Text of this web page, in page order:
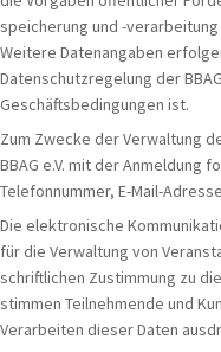
speicherung und -
Weitere Datenangaben
Datenschutzregelung der
Geschäftsbedingungen ist.
Zum Zwecke der Verwaltung
BBAG e.V. mit der Anmeldung
Telefonnummer, E-Mail-
Die elektronische
für die Verwaltung von
schriftlichen Zustimmung zu
stimmen Teilnehmende und
Verarbeiten dieser Daten